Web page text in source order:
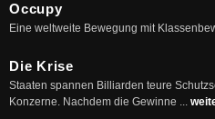
Occupy
Eine weltweite Bewegung mit
Die Krise
Staaten spannen Billiarden teure
Konzerne. Nachdem die Gewinne ...